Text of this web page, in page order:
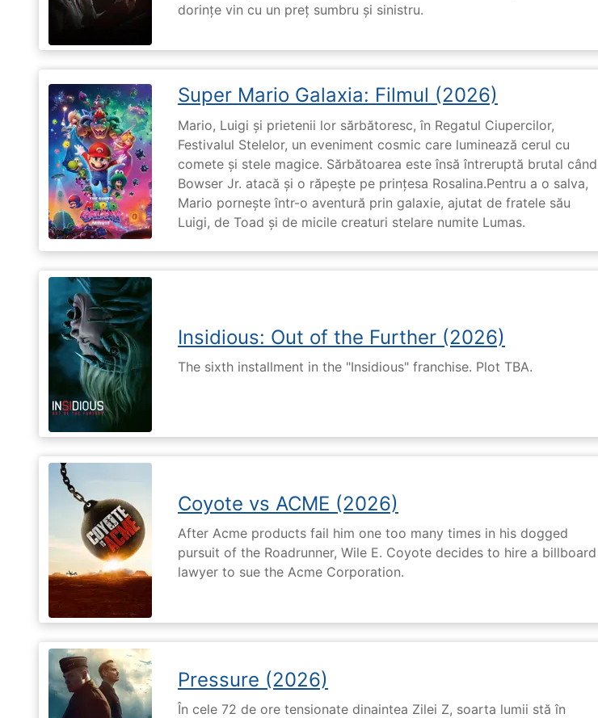
dorințe vin cu un preț sumbru și sinistru.
Super Mario Galaxia: Filmul (2026)
Mario, Luigi și prietenii lor sărbătoresc, în Regatul Ciupercilor,
Festivalul Stelelor, un eveniment cosmic care luminează cerul cu
comete și stele magice. Sărbătoarea este însă întreruptă brutal când
Bowser Jr. atacă și o răpește pe prinţesa Rosalina.Pentru a o salva,
Mario pornește într-o aventură prin galaxie, ajutat de fratele său
Luigi, de Toad și de micile creaturi stelare numite Lumas.
Insidious: Out of the Further (2026)
The sixth installment in the "Insidious" franchise. Plot TBA.
Coyote vs ACME (2026)
After Acme products fail him one too many times in his dogged
pursuit of the Roadrunner, Wile E. Coyote decides to hire a billboard
lawyer to sue the Acme Corporation.
Pressure (2026)
În cele 72 de ore tensionate dinaintea Zilei Z, soarta lumii stă în